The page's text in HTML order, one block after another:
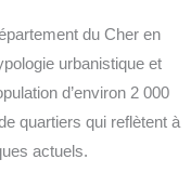
du Cher en
urbanistique et
d’environ 2 000
quartiers qui reflètent à
actuels.